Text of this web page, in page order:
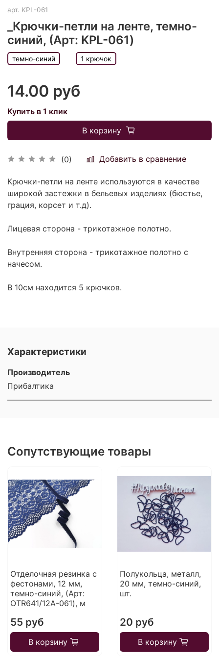
арт. KPL-061
_Крючки-петли на ленте, темно-
синий, (Арт: KPL-061)
(0) Добавить в сравнение
темно-синий 1 крючок
14.00 руб
Купить в 1 клик
В корзину
Крючки-петли на ленте используются в качестве
широкой застежки в бельевых изделиях (бюстье,
грация, корсет и т.д).
Лицевая сторона - трикотажное полотно.
Внутренняя сторона - трикотажное полотно c
начесом.
В 10см находится 5 крючков.
Характеристики
Производитель
Прибалтика
Сопутствующие товары
Отделочная резинка с
фестонами, 12 мм,
темно-синий, (Арт:
OTR641/12A-061), м
55 руб
В корзину
Полукольца, металл,
20 мм, темно-синий,
шт.
20 руб
В корзину